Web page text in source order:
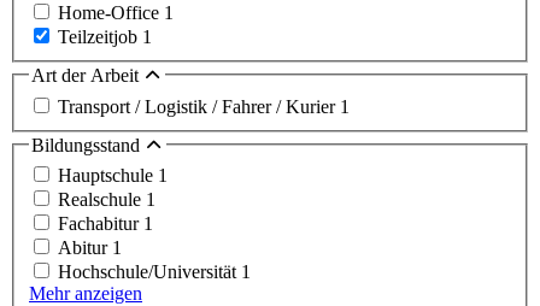
Home-Office 1
Teilzeitjob 1
Art der Arbeit
Transport / Logistik / Fahrer / Kurier 1
Bildungsstand
Hauptschule 1
Realschule 1
Fachabitur 1
Abitur 1
Hochschule/Universität 1
Mehr anzeigen